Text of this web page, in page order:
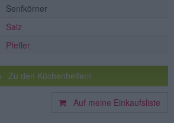
Senfkörner
Salz
Pfeffer
Zu den Küchenhelfern
Auf meine Einkaufsliste